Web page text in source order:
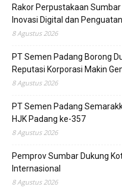
Rakor Perpustakaan
Inovasi Digital dan
8 Agustus 2026
PT Semen Padang Borong
Reputasi Korporasi Makin
8 Agustus 2026
PT Semen Padang
HJK Padang ke-357
8 Agustus 2026
Pemprov Sumbar Dukung
Internasional
8 Agustus 2026